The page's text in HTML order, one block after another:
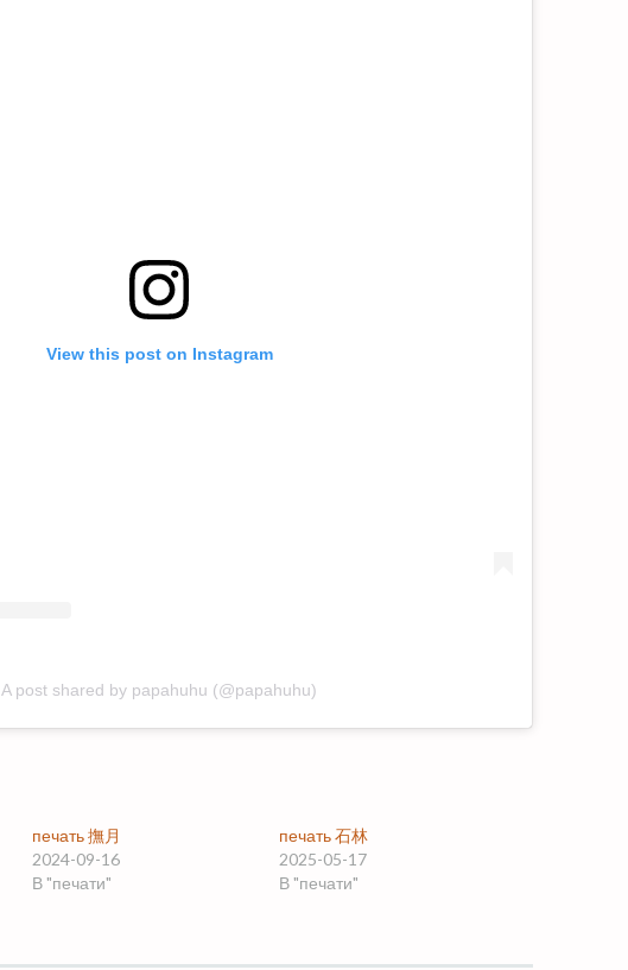
View this post on Instagram
A post shared by papahuhu (@papahuhu)
печать 撫月
2024-09-16
В "печати"
печать 石林
2025-05-17
В "печати"